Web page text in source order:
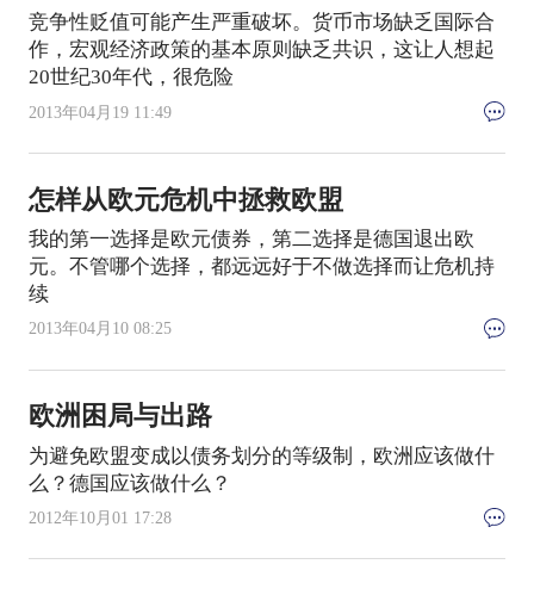
竞争性贬值可能产生严重破坏。货币市场缺乏国际合
作，宏观经济政策的基本原则缺乏共识，这让人想起
20世纪30年代，很危险
2013年04月19 11:49
怎样从欧元危机中拯救欧盟
我的第一选择是欧元债券，第二选择是德国退出欧
元。不管哪个选择，都远远好于不做选择而让危机持
续
2013年04月10 08:25
欧洲困局与出路
为避免欧盟变成以债务划分的等级制，欧洲应该做什
么？德国应该做什么？
2012年10月01 17:28